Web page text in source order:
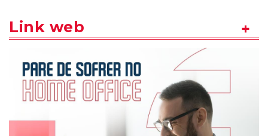
Link web